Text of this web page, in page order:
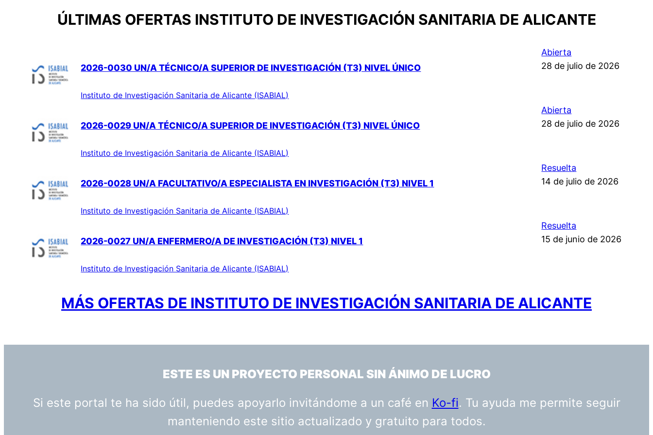
ÚLTIMAS OFERTAS INSTITUTO DE INVESTIGACIÓN SANITARIA DE ALICANTE
2026-0030 UN/A TÉCNICO/A SUPERIOR DE INVESTIGACIÓN (T3) NIVEL ÚNICO
Instituto de Investigación Sanitaria de Alicante (ISABIAL)
Abierta
28 de julio de 2026
2026-0029 UN/A TÉCNICO/A SUPERIOR DE INVESTIGACIÓN (T3) NIVEL ÚNICO
Instituto de Investigación Sanitaria de Alicante (ISABIAL)
Abierta
28 de julio de 2026
2026-0028 UN/A FACULTATIVO/A ESPECIALISTA EN INVESTIGACIÓN (T3) NIVEL 1
Instituto de Investigación Sanitaria de Alicante (ISABIAL)
Resuelta
14 de julio de 2026
2026-0027 UN/A ENFERMERO/A DE INVESTIGACIÓN (T3) NIVEL 1
Instituto de Investigación Sanitaria de Alicante (ISABIAL)
Resuelta
15 de junio de 2026
MÁS OFERTAS DE INSTITUTO DE INVESTIGACIÓN SANITARIA DE ALICANTE
ESTE ES UN PROYECTO PERSONAL SIN ÁNIMO DE LUCRO
Si este portal te ha sido útil, puedes apoyarlo invitándome a un café en Ko-fi. Tu ayuda me permite seguir
manteniendo este sitio actualizado y gratuito para todos.